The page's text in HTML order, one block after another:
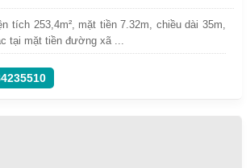
tích 253,4m², mặt tiền 7.32m, chiều dài 35m,
tại mặt tiền đường xã ...